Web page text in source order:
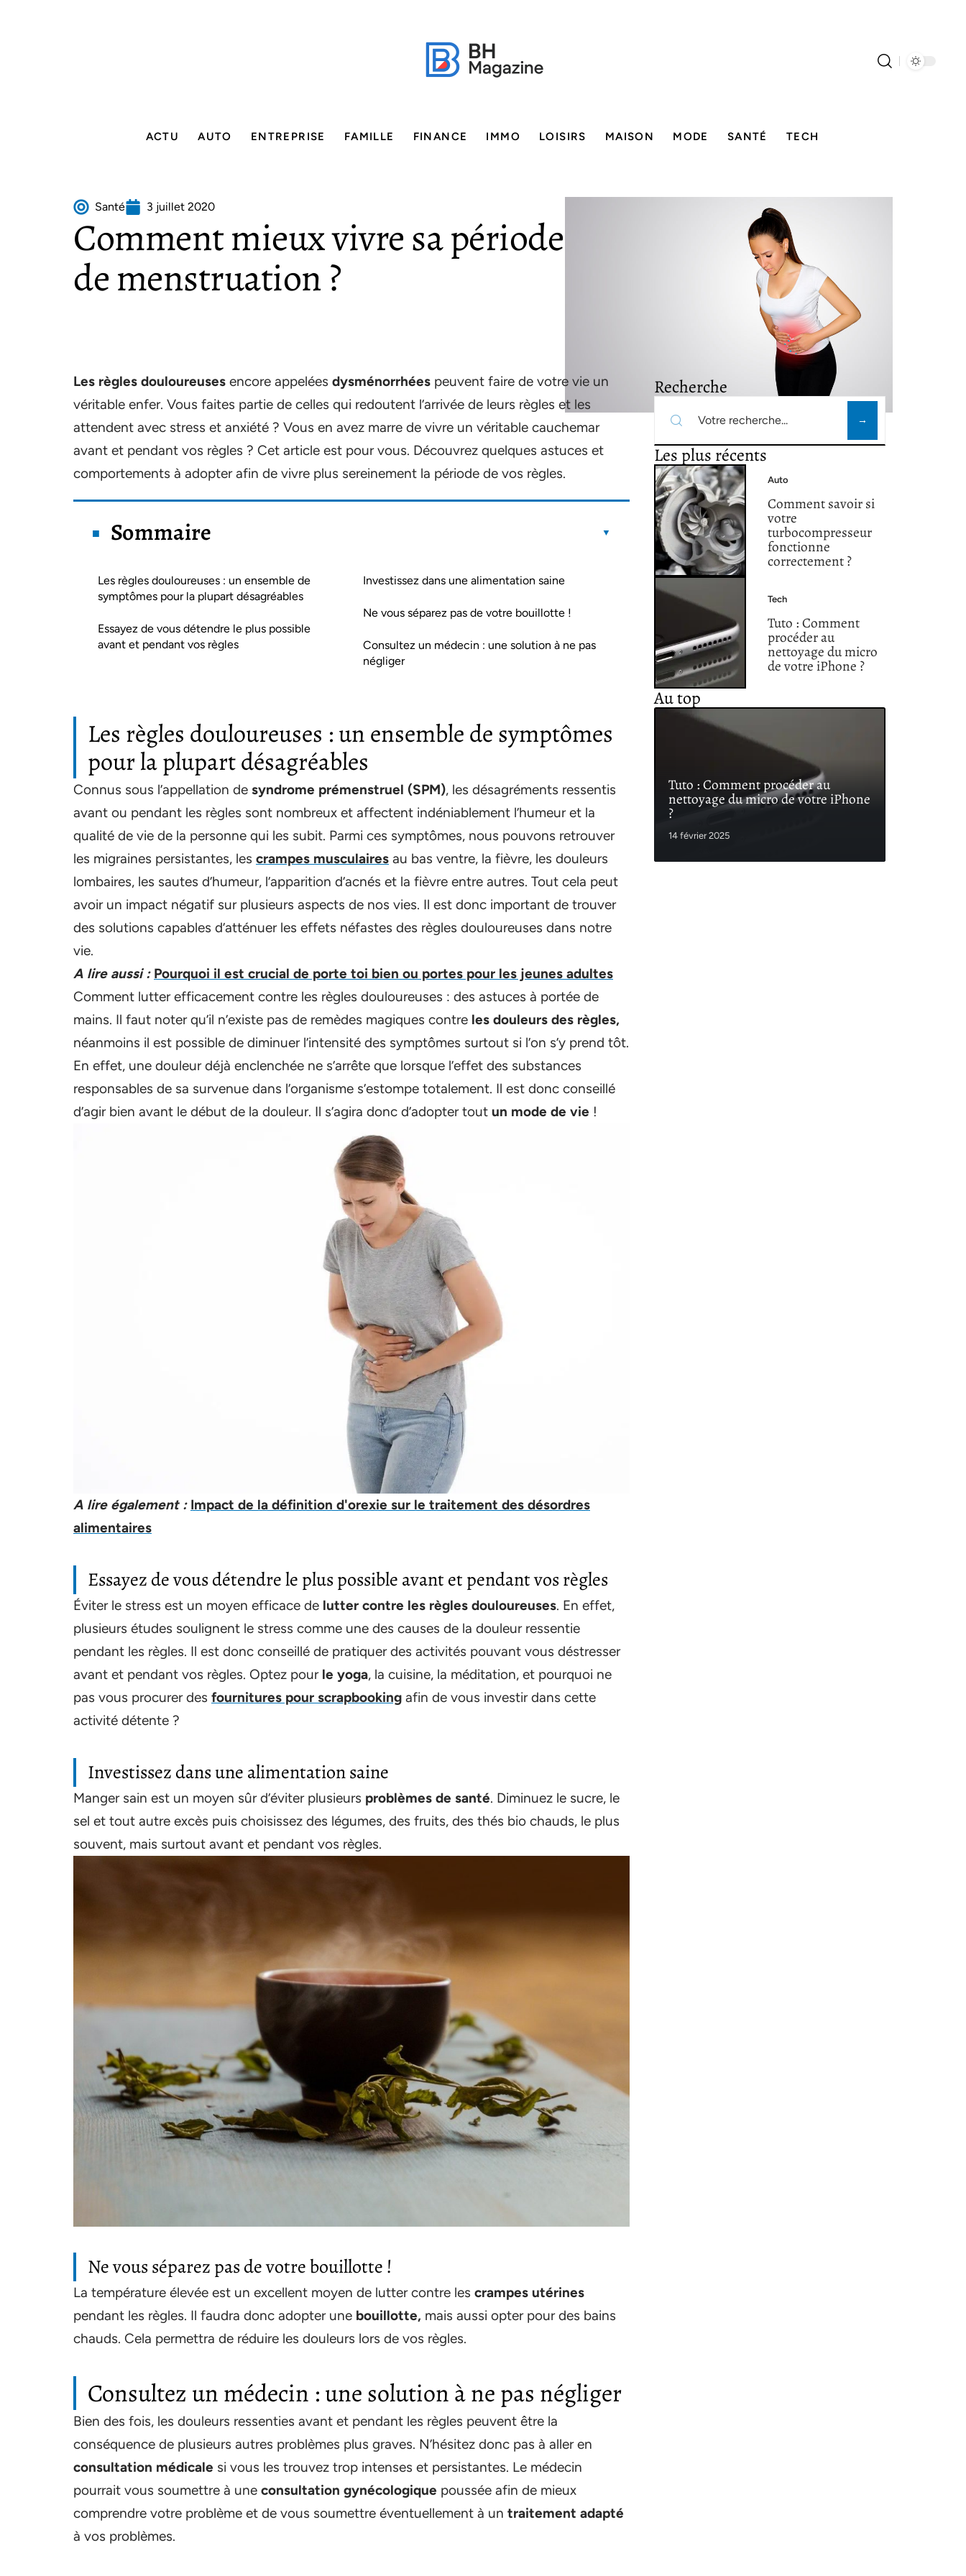
ACTU AUTO ENTREPRISE FAMILLE FINANCE IMMO LOISIRS MAISON MODE SANTÉ TECH
Santé 3 juillet 2020
Comment mieux vivre sa période
de menstruation ?
Les règles douloureuses encore appelées dysménorrhées peuvent faire de votre vie un
véritable enfer. Vous faites partie de celles qui redoutent l’arrivée de leurs règles et les
attendent avec stress et anxiété ? Vous en avez marre de vivre un véritable cauchemar
avant et pendant vos règles ? Cet article est pour vous. Découvrez quelques astuces et
comportements à adopter afin de vivre plus sereinement la période de vos règles.
Sommaire
Les règles douloureuses : un ensemble de
symptômes pour la plupart désagréables
Essayez de vous détendre le plus possible
avant et pendant vos règles
Investissez dans une alimentation saine
Ne vous séparez pas de votre bouillotte !
Consultez un médecin : une solution à ne pas
négliger
Les règles douloureuses : un ensemble de symptômes
pour la plupart désagréables
Connus sous l’appellation de syndrome prémenstruel (SPM), les désagréments ressentis
avant ou pendant les règles sont nombreux et affectent indéniablement l’humeur et la
qualité de vie de la personne qui les subit. Parmi ces symptômes, nous pouvons retrouver
les migraines persistantes, les crampes musculaires au bas ventre, la fièvre, les douleurs
lombaires, les sautes d’humeur, l’apparition d’acnés et la fièvre entre autres. Tout cela peut
avoir un impact négatif sur plusieurs aspects de nos vies. Il est donc important de trouver
des solutions capables d’atténuer les effets néfastes des règles douloureuses dans notre
vie.
A lire aussi : Pourquoi il est crucial de porte toi bien ou portes pour les jeunes adultes
Comment lutter efficacement contre les règles douloureuses : des astuces à portée de
mains. Il faut noter qu’il n’existe pas de remèdes magiques contre les douleurs des règles,
néanmoins il est possible de diminuer l’intensité des symptômes surtout si l’on s’y prend tôt.
En effet, une douleur déjà enclenchée ne s’arrête que lorsque l’effet des substances
responsables de sa survenue dans l’organisme s’estompe totalement. Il est donc conseillé
d’agir bien avant le début de la douleur. Il s’agira donc d’adopter tout un mode de vie !
A lire également : Impact de la définition d'orexie sur le traitement des désordres
alimentaires
Essayez de vous détendre le plus possible avant et pendant vos règles
Éviter le stress est un moyen efficace de lutter contre les règles douloureuses. En effet,
plusieurs études soulignent le stress comme une des causes de la douleur ressentie
pendant les règles. Il est donc conseillé de pratiquer des activités pouvant vous déstresser
avant et pendant vos règles. Optez pour le yoga, la cuisine, la méditation, et pourquoi ne
pas vous procurer des fournitures pour scrapbooking afin de vous investir dans cette
activité détente ?
Investissez dans une alimentation saine
Manger sain est un moyen sûr d’éviter plusieurs problèmes de santé. Diminuez le sucre, le
sel et tout autre excès puis choisissez des légumes, des fruits, des thés bio chauds, le plus
souvent, mais surtout avant et pendant vos règles.
Ne vous séparez pas de votre bouillotte !
La température élevée est un excellent moyen de lutter contre les crampes utérines
pendant les règles. Il faudra donc adopter une bouillotte, mais aussi opter pour des bains
chauds. Cela permettra de réduire les douleurs lors de vos règles.
Consultez un médecin : une solution à ne pas négliger
Bien des fois, les douleurs ressenties avant et pendant les règles peuvent être la
conséquence de plusieurs autres problèmes plus graves. N’hésitez donc pas à aller en
consultation médicale si vous les trouvez trop intenses et persistantes. Le médecin
pourrait vous soumettre à une consultation gynécologique poussée afin de mieux
comprendre votre problème et de vous soumettre éventuellement à un traitement adapté
à vos problèmes.
Recherche
Les plus récents
Auto
Comment savoir si
votre
turbocompresseur
fonctionne
correctement ?
Tech
Tuto : Comment
procéder au
nettoyage du micro
de votre iPhone ?
Au top
Tuto : Comment procéder au
nettoyage du micro de votre iPhone
?
14 février 2025